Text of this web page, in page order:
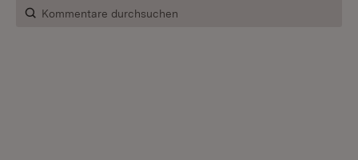
Kommentare durchsuchen